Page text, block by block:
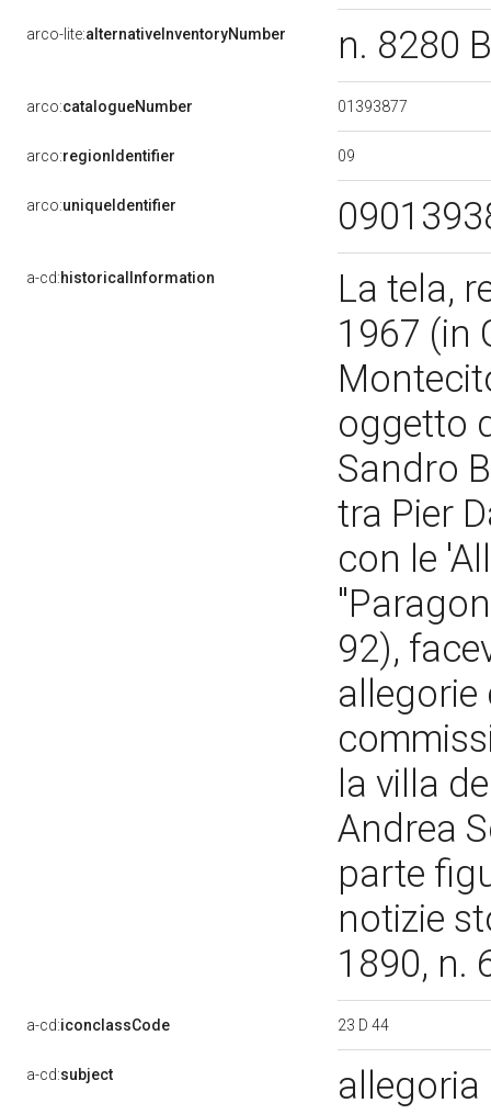
arco-lite:alternativeInventoryNumber n. 8280
arco:catalogueNumber 01393877
arco:regionIdentifier 09
arco:uniqueIdentifier
a-cd:historicalInformation
La tela,
1967 (in
oggetto
Sandro
tra Pier
con le
92),
allegorie
la villa
Andrea
parte
notizie
1890, n.
a-cd:iconclassCode 23 D 44
a-cd:subject